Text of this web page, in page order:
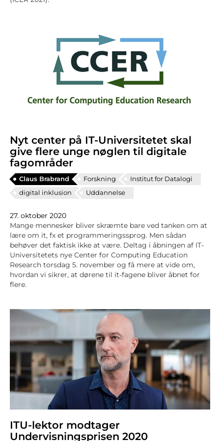
Nyt center på IT-Universitetet skal
give flere unge nøglen til digitale
fagområder
Claus Brabrand Forskning
Institut for Datalogi
digital inklusion
Uddannelse
27. oktober 2020
Mange mennesker bliver skræmte bare ved tanken om at
lære om it, fx et programmeringssprog. Men sådan
behøver det faktisk ikke at være. Deltag i åbningen af IT-
Universitetets nye Center for Computing Education
Research torsdag 5. november og få mere at vide om,
hvordan vi sikrer, at dørene til it-fagene bliver åbnet for
flere.
ITU-lektor modtager
Undervisningsprisen 2020